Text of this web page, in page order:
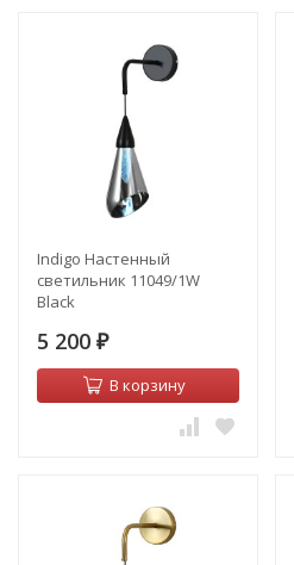
Indigo Настенный
светильник 11049/1W
Black
5 200 ₽
В корзину